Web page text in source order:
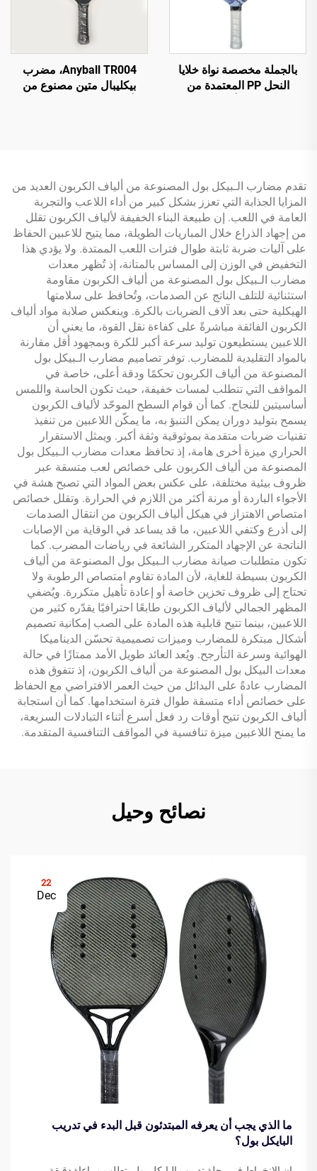
بالجملة مخصصة نواة خلايا
النحل PP المعتمدة من
Anyball TR004، مضرب
بيكليبال متين مصنوع من
تقدم مضارب الـبيكل بول المصنوعة من ألياف الكربون العديد من
المزايا الجذابة التي تعزز بشكل كبير من أداء اللاعب والتجربة
العامة في اللعب. إن طبيعة البناء الخفيفة لألياف الكربون تقلل
من إجهاد الذراع خلال المباريات الطويلة، مما يتيح للاعبين الحفاظ
على آليات ضربة ثابتة طوال فترات اللعب الممتدة. ولا يؤدي هذا
التخفيض في الوزن إلى المساس بالمتانة، إذ تُظهر معدات
مضارب الـبيكل بول المصنوعة من ألياف الكربون مقاومة
استثنائية للتلف الناتج عن الصدمات، وتُحافظ على سلامتها
الهيكلية حتى بعد آلاف الضربات بالكرة. وينعكس صلابة مواد ألياف
الكربون الفائقة مباشرةً على كفاءة نقل القوة، ما يعني أن
اللاعبين يستطيعون توليد سرعة أكبر للكرة وبمجهود أقل مقارنة
بالمواد التقليدية للمضارب. توفر تصاميم مضارب الـبيكل بول
المصنوعة من ألياف الكربون تحكمًا ودقة أعلى، خاصة في
المواقف التي تتطلب لمسات خفيفة، حيث تكون الحاسة واللمس
أساسيتين للنجاح. كما أن قوام السطح الموحّد لألياف الكربون
يسمح بتوليد دوران يمكن التنبؤ به، ما يمكّن اللاعبين من تنفيذ
تقنيات ضربات متقدمة بموثوقية وثقة أكبر. ويمثل الاستقرار
الحراري ميزة أخرى هامة، إذ تحافظ معدات مضارب الـبيكل بول
المصنوعة من ألياف الكربون على خصائص لعب متسقة عبر
ظروف بيئية مختلفة، على عكس بعض المواد التي تصبح هشة في
الأجواء الباردة أو مرنة أكثر من اللازم في الحرارة. وتقلل خصائص
امتصاص الاهتزاز في هيكل ألياف الكربون من انتقال الصدمات
إلى أذرع وكتفي اللاعبين، ما قد يساعد في الوقاية من الإصابات
الناتجة عن الإجهاد المتكرر الشائعة في رياضات المضرب. كما
تكون متطلبات صيانة مضارب الـبيكل بول المصنوعة من ألياف
الكربون بسيطة للغاية، لأن المادة تقاوم امتصاص الرطوبة ولا
تحتاج إلى ظروف تخزين خاصة أو إعادة تأهيل متكررة. ويُضفي
المظهر الجمالي لألياف الكربون طابعًا احترافيًا يقدّره كثير من
اللاعبين، بينما تتيح قابلية هذه المادة على الصب إمكانية تصميم
أشكال مبتكرة للمضارب وميزات تصميمية تحسّن الديناميكا
الهوائية وسرعة التأرجح. ويُعد العائد طويل الأمد ممتازًا في حالة
معدات البيكل بول المصنوعة من ألياف الكربون، إذ تتفوق هذه
المضارب عادةً على البدائل من حيث العمر الافتراضي مع الحفاظ
على خصائص أداء متسقة طوال فترة استخدامها. كما أن استجابة
ألياف الكربون تتيح أوقات رد فعل أسرع أثناء التبادلات السريعة،
ما يمنح اللاعبين ميزة تنافسية في المواقف التنافسية المتقدمة.
نصائح وحيل
22
Dec
ما الذي يجب أن يعرفه المبتدئون قبل البدء في تدريب
البايكل بول؟